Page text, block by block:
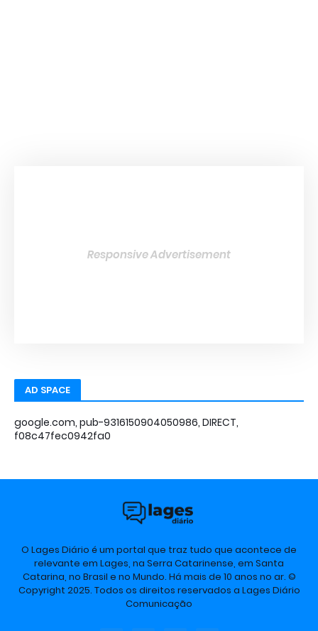
Responsive Advertisement
AD SPACE
google.com, pub-9316150904050986, DIRECT,
f08c47fec0942fa0
O Lages Diário é um portal que traz tudo que acontece de
relevante em Lages, na Serra Catarinense, em Santa
Catarina, no Brasil e no Mundo. Há mais de 10 anos no ar. ©
Copyright 2025. Todos os direitos reservados a Lages Diário
Comunicação